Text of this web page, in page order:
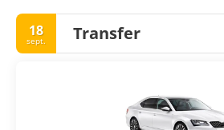
18
sept. Transfer